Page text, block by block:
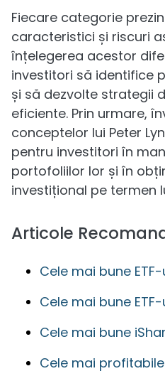
Fiecare categorie
caracteristici și riscuri
înțelegerea acestor
investitori să identifice
și să dezvolte strategii
eficiente. Prin urmare,
conceptelor lui Peter
pentru investitori în
portofoliilor lor și în
investițional pe termen
Articole
Cele mai bune
Cele mai bune
Cele mai bune
Cele mai